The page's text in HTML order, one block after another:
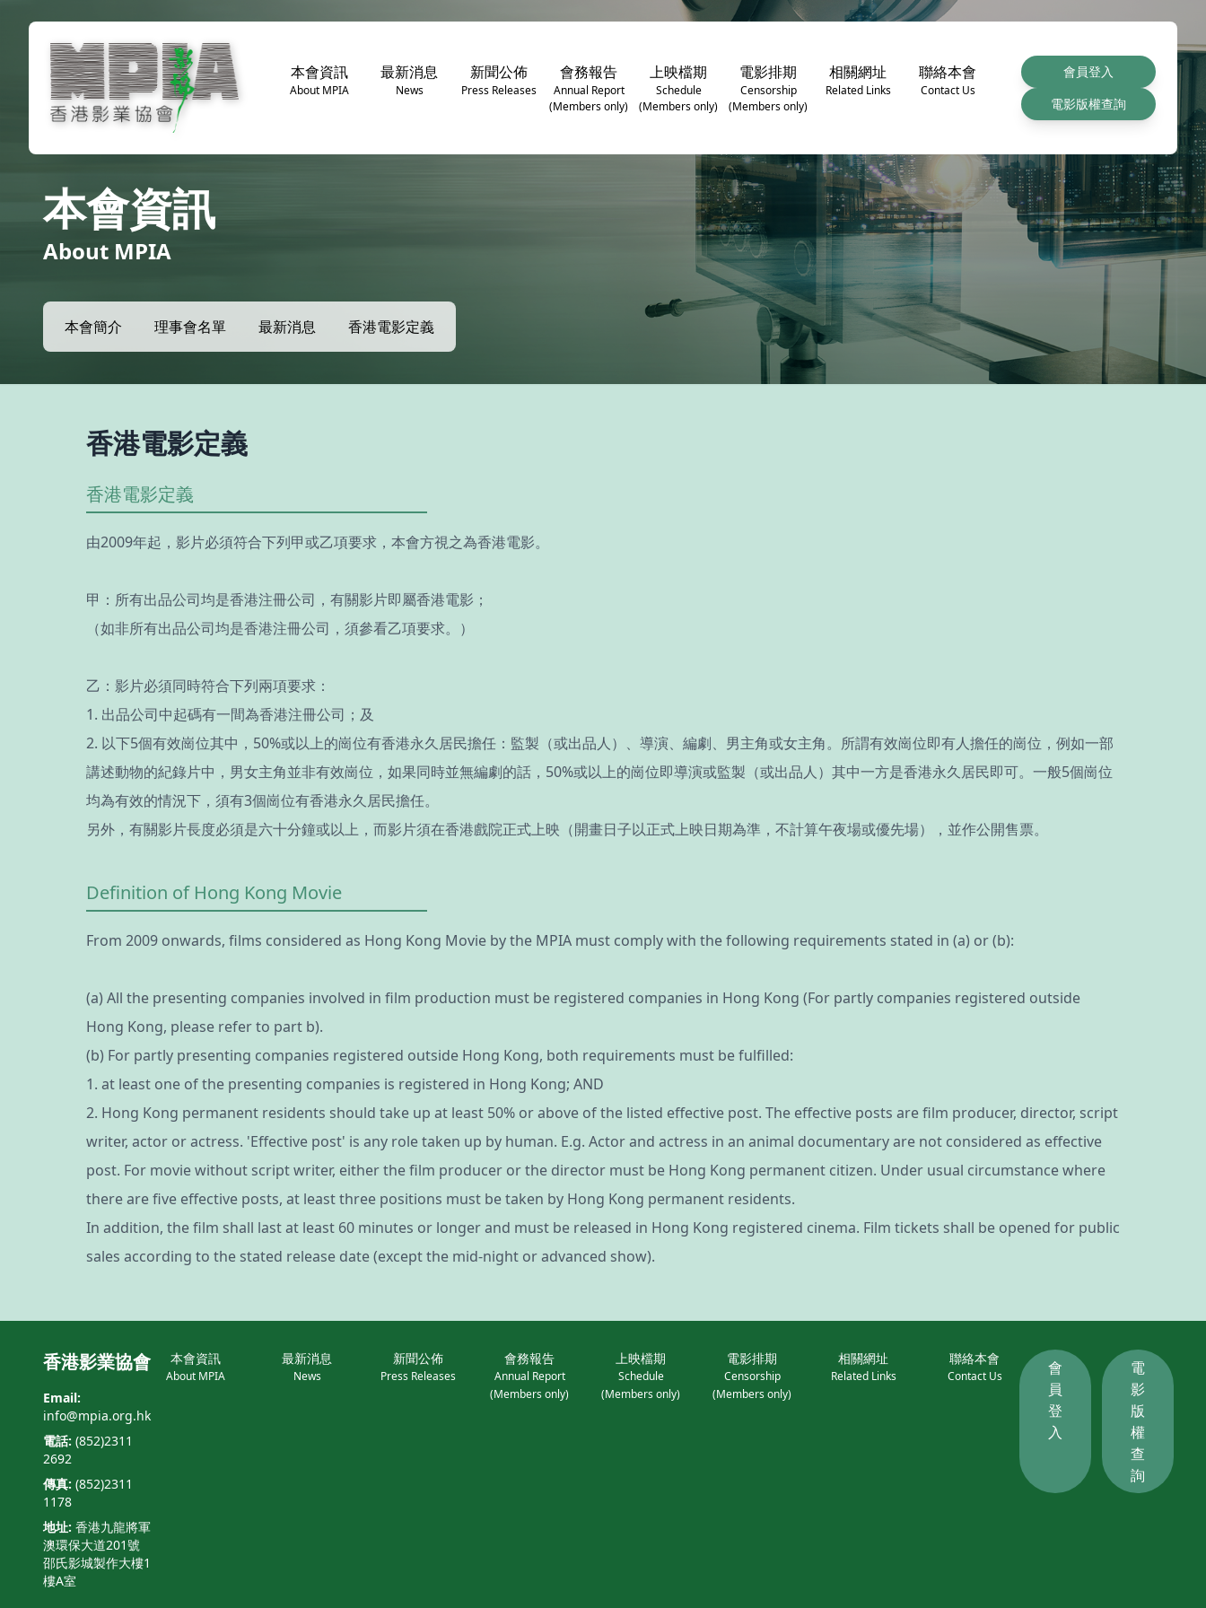
本會資訊
About MPIA
最新消息
News
新聞公佈
Press Releases
會務報告
Annual Report
(Members only)
上映檔期
Schedule
(Members only)
電影排期
Censorship
(Members only)
相關網址
Related Links
聯絡本會
Contact Us
會員登入
電影版權查詢
本會資訊
About MPIA
本會簡介 理事會名單 最新消息 香港電影定義
香港電影定義
香港電影定義
由2009年起，影片必須符合下列甲或乙項要求，本會方視之為香港電影。
甲：所有出品公司均是香港注冊公司，有關影片即屬香港電影；
（如非所有出品公司均是香港注冊公司，須參看乙項要求。）
乙：影片必須同時符合下列兩項要求：
1. 出品公司中起碼有一間為香港注冊公司；及
2. 以下5個有效崗位其中，50%或以上的崗位有香港永久居民擔任：監製（或出品人）、導演、編劇、男主角或女主角。所謂有效崗位即有人擔任的崗位，例如一部
講述動物的紀錄片中，男女主角並非有效崗位，如果同時並無編劇的話，50%或以上的崗位即導演或監製（或出品人）其中一方是香港永久居民即可。一般5個崗位
均為有效的情況下，須有3個崗位有香港永久居民擔任。
另外，有關影片長度必須是六十分鐘或以上，而影片須在香港戲院正式上映（開畫日子以正式上映日期為準，不計算午夜場或優先場），並作公開售票。
Definition of Hong Kong Movie
From 2009 onwards, films considered as Hong Kong Movie by the MPIA must comply with the following requirements stated in (a) or (b):
(a) All the presenting companies involved in film production must be registered companies in Hong Kong (For partly companies registered outside
Hong Kong, please refer to part b).
(b) For partly presenting companies registered outside Hong Kong, both requirements must be fulfilled:
1. at least one of the presenting companies is registered in Hong Kong; AND
2. Hong Kong permanent residents should take up at least 50% or above of the listed effective post. The effective posts are film producer, director, script
writer, actor or actress. 'Effective post' is any role taken up by human. E.g. Actor and actress in an animal documentary are not considered as effective
post. For movie without script writer, either the film producer or the director must be Hong Kong permanent citizen. Under usual circumstance where
there are five effective posts, at least three positions must be taken by Hong Kong permanent residents.
In addition, the film shall last at least 60 minutes or longer and must be released in Hong Kong registered cinema. Film tickets shall be opened for public
sales according to the stated release date (except the mid-night or advanced show).
香港影業協會
Email:
info@mpia.org.hk
電話: (852)2311
2692
傳真: (852)2311
1178
地址: 香港九龍將軍
澳環保大道201號
邵氏影城製作大樓1
樓A室
本會資訊
About MPIA
最新消息
News
新聞公佈
Press Releases
會務報告
Annual Report
(Members only)
上映檔期
Schedule
(Members only)
電影排期
Censorship
(Members only)
相關網址
Related Links
聯絡本會
Contact Us
會
員
登
入
電
影
版
權
查
詢